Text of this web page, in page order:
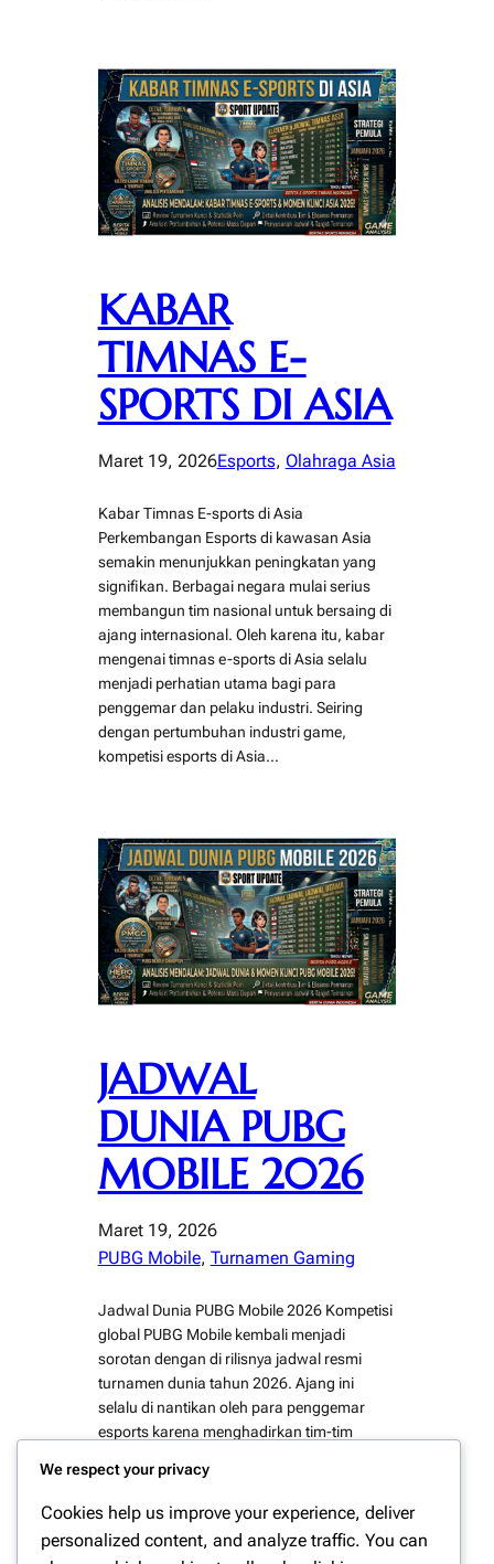
KABAR
TIMNAS E-
SPORTS DI ASIA
Maret 19, 2026Esports, Olahraga Asia
Kabar Timnas E-sports di Asia
Perkembangan Esports di kawasan Asia
semakin menunjukkan peningkatan yang
signifikan. Berbagai negara mulai serius
membangun tim nasional untuk bersaing di
ajang internasional. Oleh karena itu, kabar
mengenai timnas e-sports di Asia selalu
menjadi perhatian utama bagi para
penggemar dan pelaku industri. Seiring
dengan pertumbuhan industri game,
kompetisi esports di Asia…
JADWAL
DUNIA PUBG
MOBILE 2026
Maret 19, 2026
PUBG Mobile, Turnamen Gaming
Jadwal Dunia PUBG Mobile 2026 Kompetisi
global PUBG Mobile kembali menjadi
sorotan dengan di rilisnya jadwal resmi
turnamen dunia tahun 2026. Ajang ini
selalu di nantikan oleh para penggemar
esports karena menghadirkan tim-tim
itu, informasi mengenai jadwal dunia PUBG
Mobile 2026 menjadi sangat penting bagi
komunitas gaming. Turnamen dunia…
We respect your privacy
Cookies help us improve your experience, deliver
personalized content, and analyze traffic. You can